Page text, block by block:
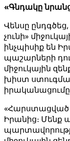
«Գնդակը
Վենսը
չունի»
ինչպիսիք են
պաշարների
միջուկային
խիստ
«Հարստացված
Իրանից։